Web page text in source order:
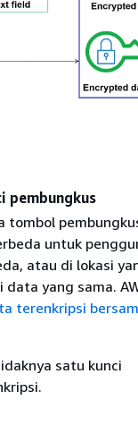
pembungkus
tombol
untuk
atau di lokasi
yang sama.
terenkripsi
satu kunci